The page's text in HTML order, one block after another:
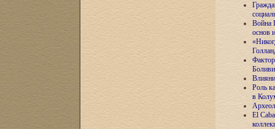
Война
основ
Роль
в
El